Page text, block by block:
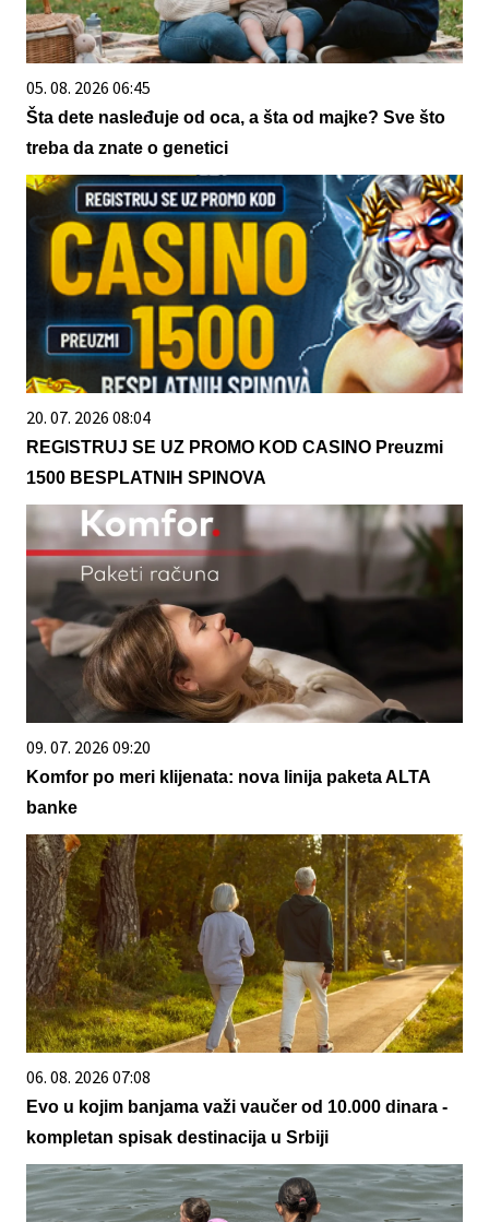
05. 08. 2026 06:45
Šta dete nasleđuje od oca, a šta od majke? Sve što
treba da znate o genetici
20. 07. 2026 08:04
REGISTRUJ SE UZ PROMO KOD CASINO Preuzmi
1500 BESPLATNIH SPINOVA
09. 07. 2026 09:20
Komfor po meri klijenata: nova linija paketa ALTA
banke
06. 08. 2026 07:08
Evo u kojim banjama važi vaučer od 10.000 dinara -
kompletan spisak destinacija u Srbiji